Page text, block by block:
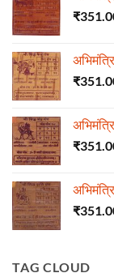
₹
₹
₹
₹
TAG CLOUD